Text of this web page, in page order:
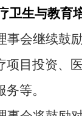
卫生与教育
事会继续鼓
项目投资、
等。